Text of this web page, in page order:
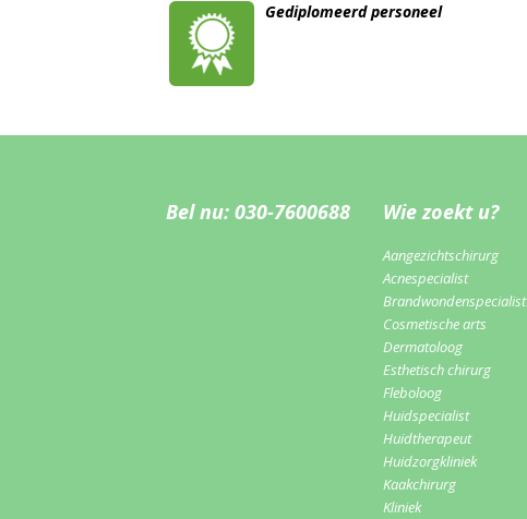
Gediplomeerd personeel
Bel nu: 030-7600688 Wie zoekt u?
Aangezichtschirurg
Acnespecialist
Brandwondenspecialist
Cosmetische arts
Dermatoloog
Esthetisch chirurg
Fleboloog
Huidspecialist
Huidtherapeut
Huidzorgkliniek
Kaakchirurg
Kliniek